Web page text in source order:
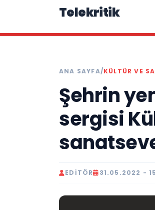
Telekritik
ANA SAYFA/KÜLTÜR VE
Şehrin
sergisi
EDITÖR 31.05.2022 -